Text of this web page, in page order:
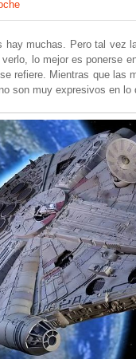
hay muchas. Pero tal vez
lo mejor es ponerse
refiere. Mientras que las
son muy expresivos en